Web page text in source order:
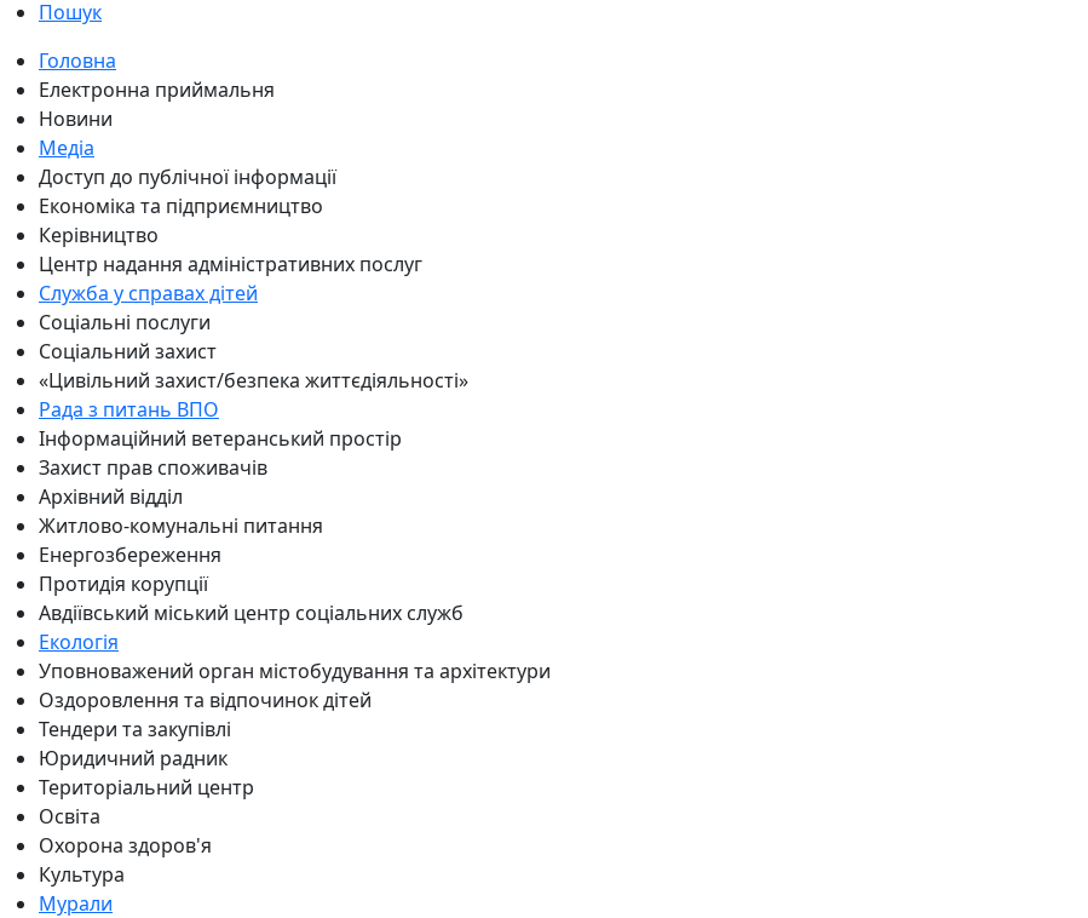
Пошук
Головна
Електронна приймальня
Новини
Медіа
Доступ до публічної інформації
Економіка та підприємництво
Керівництво
Центр надання адміністративних послуг
Служба у справах дітей
Соціальні послуги
Соціальний захист
«Цивільний захист/безпека життєдіяльності»
Рада з питань ВПО
Інформаційний ветеранський простір
Захист прав споживачів
Архівний відділ
Житлово-комунальні питання
Енергозбереження
Протидія корупції
Авдіївський міський центр соціальних служб
Екологія
Уповноважений орган містобудування та архітектури
Оздоровлення та відпочинок дітей
Тендери та закупівлі
Юридичний радник
Територіальний центр
Освіта
Охорона здоров'я
Культура
Мурали